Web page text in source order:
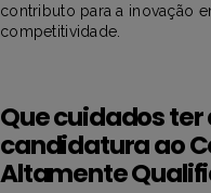
contributo para a inovação
competitividade.
Que cuidados
candidatura ao
Altamente